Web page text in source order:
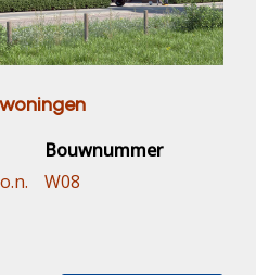
Bouwnummer
W08